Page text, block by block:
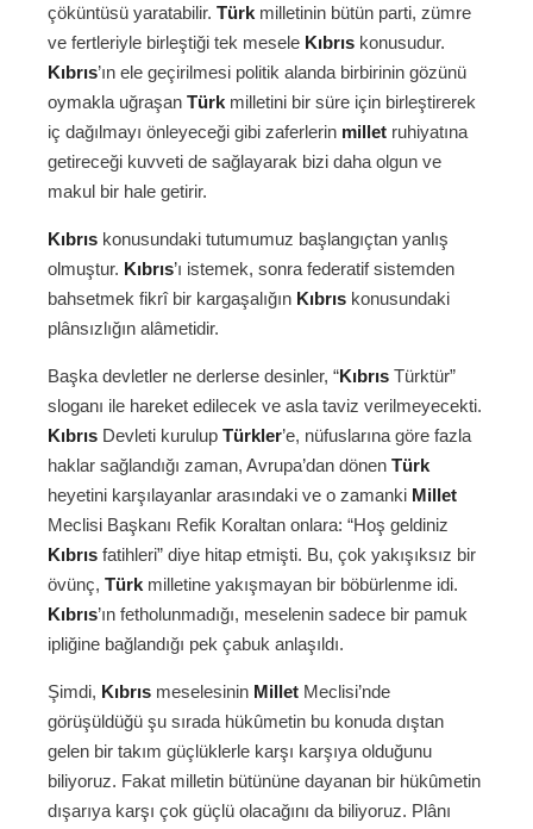
çöküntüsü yaratabilir. Türk milletinin bütün parti, zümre
ve fertleriyle birleştiği tek mesele Kıbrıs konusudur.
Kıbrıs’ın ele geçirilmesi politik alanda birbirinin gözünü
oymakla uğraşan Türk milletini bir süre için birleştirerek
iç dağılmayı önleyeceği gibi zaferlerin millet ruhiyatına
getireceği kuvveti de sağlayarak bizi daha olgun ve
makul bir hale getirir.
Kıbrıs konusundaki tutumumuz başlangıçtan yanlış
olmuştur. Kıbrıs’ı istemek, sonra federatif sistemden
bahsetmek fikrî bir kargaşalığın Kıbrıs konusundaki
plânsızlığın alâmetidir.
Başka devletler ne derlerse desinler, “Kıbrıs Türktür”
sloganı ile hareket edilecek ve asla taviz verilmeyecekti.
Kıbrıs Devleti kurulup Türkler’e, nüfuslarına göre fazla
haklar sağlandığı zaman, Avrupa’dan dönen Türk
heyetini karşılayanlar arasındaki ve o zamanki Millet
Meclisi Başkanı Refik Koraltan onlara: “Hoş geldiniz
Kıbrıs fatihleri” diye hitap etmişti. Bu, çok yakışıksız bir
övünç, Türk milletine yakışmayan bir böbürlenme idi.
Kıbrıs’ın fetholunmadığı, meselenin sadece bir pamuk
ipliğine bağlandığı pek çabuk anlaşıldı.
Şimdi, Kıbrıs meselesinin Millet Meclisi’nde
görüşüldüğü şu sırada hükûmetin bu konuda dıştan
gelen bir takım güçlüklerle karşı karşıya olduğunu
biliyoruz. Fakat milletin bütününe dayanan bir hükûmetin
dışarıya karşı çok güçlü olacağını da biliyoruz. Plânı